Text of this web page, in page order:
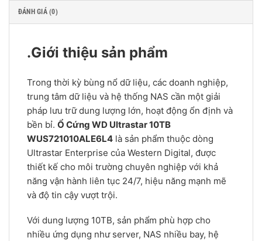
ĐÁNH GIÁ (0)
.Giới thiệu sản phẩm
Trong thời kỳ bùng nổ dữ liệu, các doanh nghiệp,
trung tâm dữ liệu và hệ thống NAS cần một giải
pháp lưu trữ dung lượng lớn, hoạt động ổn định và
bền bỉ. Ổ Cứng WD Ultrastar 10TB
WUS721010ALE6L4 là sản phẩm thuộc dòng
Ultrastar Enterprise của Western Digital, được
thiết kế cho môi trường chuyên nghiệp với khả
năng vận hành liên tục 24/7, hiệu năng mạnh mẽ
và độ tin cậy vượt trội.
Với dung lượng 10TB, sản phẩm phù hợp cho
nhiều ứng dụng như server, NAS nhiều bay, hệ